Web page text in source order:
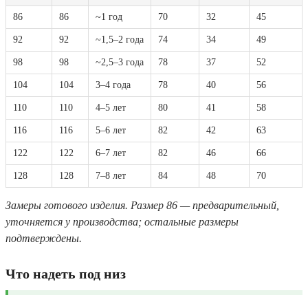
86 86 ~1 год 70 32 45
92 92 ~1,5–2 года 74 34 49
98 98 ~2,5–3 года 78 37 52
104 104 3–4 года 78 40 56
110 110 4–5 лет 80 41 58
116 116 5–6 лет 82 42 63
122 122 6–7 лет 82 46 66
128 128 7–8 лет 84 48 70
Замеры готового изделия. Размер 86 — предварительный,
уточняется у производства; остальные размеры
подтверждены.
Что надеть под низ